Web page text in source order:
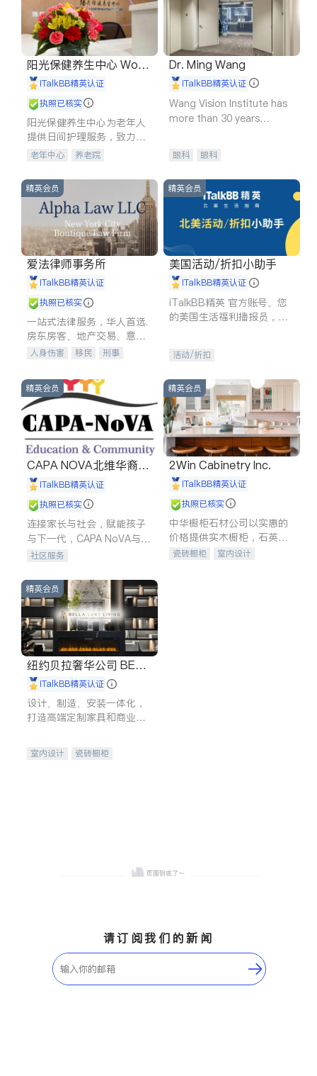
阳光保健养生中心 World
shine
iTalkBB精英认证
执照已核实
阳光保健养生中心为老年人
提供日间护理服务，致力于
通过持续的护理创新来有效
老年中心 养老院
Dr. Ming Wang
iTalkBB精英认证
Wang Vision Institute has
more than 30 years
眼科 眼科
精英会员
爱法律师事务所
iTalkBB精英认证
执照已核实
一站式法律服务，华人首选.
房东房客、地产交易、意外
伤害、车祸重伤、商业诉
建筑合同、刑事案件全包办
人身伤害 移民
刑事
信托/遗嘱
商业
索赔
律师-其它 保释
精英会员
美国活动/折扣小助手
iTalkBB精英认证
iTalkBB精英 官方账号。您
的美国生活福利播报员，精
专属福利。
活动/折扣
精英会员
CAPA NOVA北维华裔家
长会iTalkBB精英认证
执照已核实
连接家长与社会，赋能孩子
与下一代，CAPA NoVA与您
携手建设包容、公平、充满
社区服务
精英会员
2Win Cabinetry Inc.
iTalkBB精英认证
执照已核实
中华橱柜石材公司以实惠的
价格提供实木橱柜，石英石
台面，多种优质不锈钢水
瓷砖橱柜
室内设计
精英会员
纽约贝拉奢华公司 BELL
A LUXE
iTalkBB精英认证
设计、制造、安装一体化，
打造高端定制家具和商业空
室内设计
瓷砖橱柜
请订阅我们的新闻